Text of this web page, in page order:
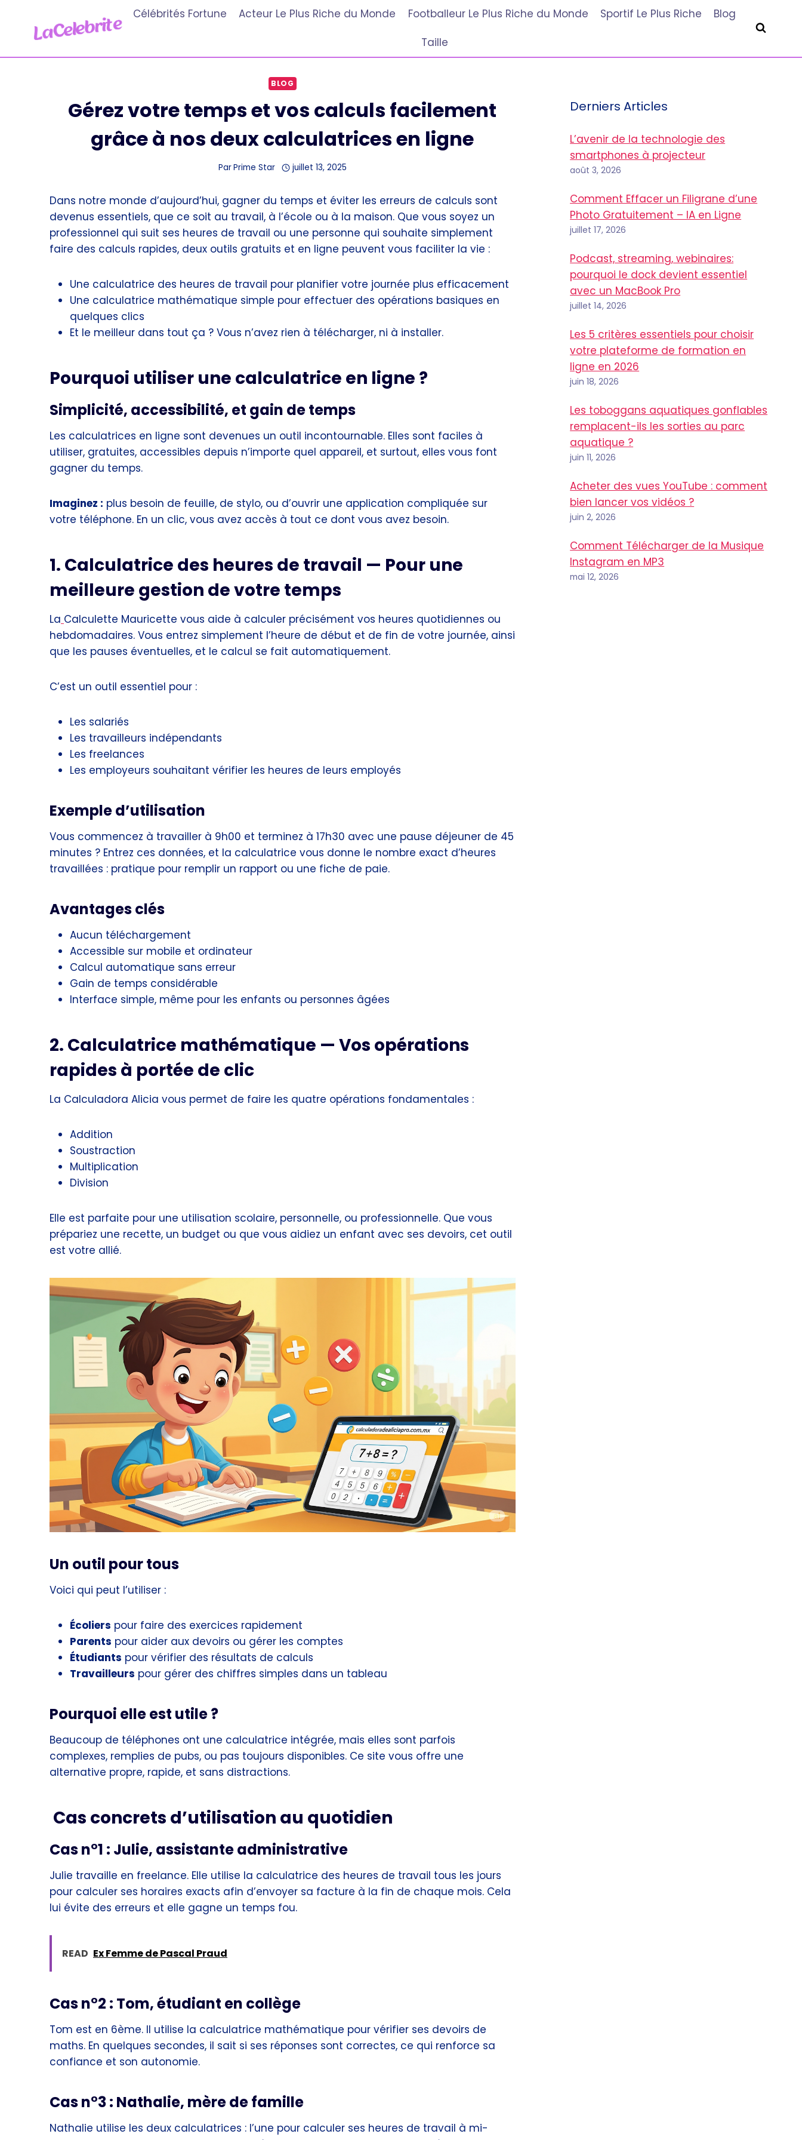
contenu
Célébrités Fortune Acteur Le Plus Riche du Monde Footballeur Le Plus Riche du Monde Sportif Le Plus Riche
Blog
Taille
BLOG
Gérez votre temps et vos calculs facilement
grâce à nos deux calculatrices en ligne
ParPrime Star juillet 13, 2025
Dans notre monde d’aujourd’hui, gagner du temps et éviter les erreurs de calculs sont
devenus essentiels, que ce soit au travail, à l’école ou à la maison. Que vous soyez un
professionnel qui suit ses heures de travail ou une personne qui souhaite simplement
faire des calculs rapides, deux outils gratuits et en ligne peuvent vous faciliter la vie :
Une calculatrice des heures de travail pour planifier votre journée plus efficacement
Une calculatrice mathématique simple pour effectuer des opérations basiques en
quelques clics
Et le meilleur dans tout ça ? Vous n’avez rien à télécharger, ni à installer.
Pourquoi utiliser une calculatrice en ligne ?
Simplicité, accessibilité, et gain de temps
Les calculatrices en ligne sont devenues un outil incontournable. Elles sont faciles à
utiliser, gratuites, accessibles depuis n’importe quel appareil, et surtout, elles vous font
gagner du temps.
Imaginez : plus besoin de feuille, de stylo, ou d’ouvrir une application compliquée sur
votre téléphone. En un clic, vous avez accès à tout ce dont vous avez besoin.
1. Calculatrice des heures de travail — Pour une
meilleure gestion de votre temps
La Calculette Mauricette vous aide à calculer précisément vos heures quotidiennes ou
hebdomadaires. Vous entrez simplement l’heure de début et de fin de votre journée, ainsi
que les pauses éventuelles, et le calcul se fait automatiquement.
C’est un outil essentiel pour :
Les salariés
Les travailleurs indépendants
Les freelances
Les employeurs souhaitant vérifier les heures de leurs employés
Exemple d’utilisation
Vous commencez à travailler à 9h00 et terminez à 17h30 avec une pause déjeuner de 45
minutes ? Entrez ces données, et la calculatrice vous donne le nombre exact d’heures
travaillées : pratique pour remplir un rapport ou une fiche de paie.
Avantages clés
Aucun téléchargement
Accessible sur mobile et ordinateur
Calcul automatique sans erreur
Gain de temps considérable
Interface simple, même pour les enfants ou personnes âgées
2. Calculatrice mathématique — Vos opérations
rapides à portée de clic
La Calculadora Alicia vous permet de faire les quatre opérations fondamentales :
Addition
Soustraction
Multiplication
Division
Elle est parfaite pour une utilisation scolaire, personnelle, ou professionnelle. Que vous
prépariez une recette, un budget ou que vous aidiez un enfant avec ses devoirs, cet outil
est votre allié.
Un outil pour tous
Voici qui peut l’utiliser :
Écoliers pour faire des exercices rapidement
Parents pour aider aux devoirs ou gérer les comptes
Étudiants pour vérifier des résultats de calculs
Travailleurs pour gérer des chiffres simples dans un tableau
Pourquoi elle est utile ?
Beaucoup de téléphones ont une calculatrice intégrée, mais elles sont parfois
complexes, remplies de pubs, ou pas toujours disponibles. Ce site vous offre une
alternative propre, rapide, et sans distractions.
Cas concrets d’utilisation au quotidien
Cas n°1 : Julie, assistante administrative
Julie travaille en freelance. Elle utilise la calculatrice des heures de travail tous les jours
pour calculer ses horaires exacts afin d’envoyer sa facture à la fin de chaque mois. Cela
lui évite des erreurs et elle gagne un temps fou.
READ Ex Femme de Pascal Praud
Cas n°2 : Tom, étudiant en collège
Tom est en 6ème. Il utilise la calculatrice mathématique pour vérifier ses devoirs de
maths. En quelques secondes, il sait si ses réponses sont correctes, ce qui renforce sa
confiance et son autonomie.
Cas n°3 : Nathalie, mère de famille
Nathalie utilise les deux calculatrices : l’une pour calculer ses heures de travail à mi-
Derniers Articles
L’avenir de la technologie des
smartphones à projecteur
août 3, 2026
Comment Effacer un Filigrane d’une
Photo Gratuitement – IA en Ligne
juillet 17, 2026
Podcast, streaming, webinaires:
pourquoi le dock devient essentiel
avec un MacBook Pro
juillet 14, 2026
Les 5 critères essentiels pour choisir
votre plateforme de formation en
ligne en 2026
juin 18, 2026
Les toboggans aquatiques gonflables
remplacent-ils les sorties au parc
aquatique ?
juin 11, 2026
Acheter des vues YouTube : comment
bien lancer vos vidéos ?
juin 2, 2026
Comment Télécharger de la Musique
Instagram en MP3
mai 12, 2026